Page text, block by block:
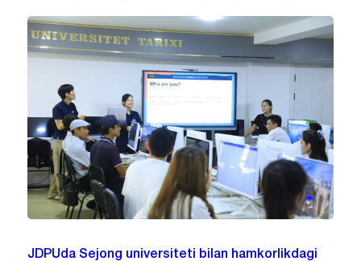
JDPUda Sejong universiteti bilan hamkorlikdagi